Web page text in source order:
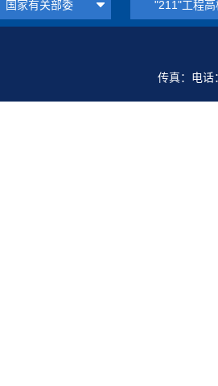
国家有关部委 "211"工程高
传真：电话